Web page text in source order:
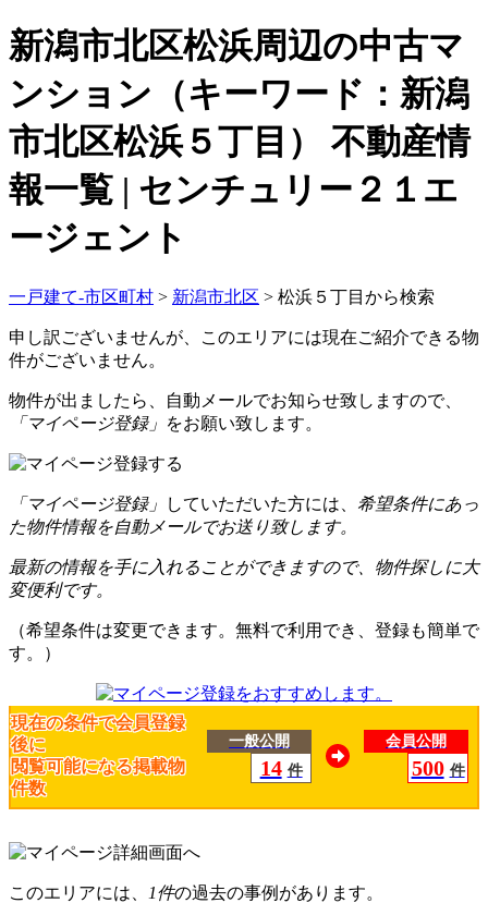
新潟市北区松浜周辺の中古マ
ンション（キーワード：新潟
市北区松浜５丁目） 不動産情
報一覧 | センチュリー２１エ
ージェント
一戸建て-市区町村 > 新潟市北区 > 松浜５丁目から検索
申し訳ございませんが、このエリアには現在ご紹介できる物
件がございません。
物件が出ましたら、自動メールでお知らせ致しますので、
「マイページ登録」 をお願い致します。
「マイページ登録」 していただいた方には、 希望条件にあっ
た物件情報を自動メールでお送り致します。
最新の情報を手に入れることができますので、物件探しに大
変便利です。
（希望条件は変更できます。無料で利用でき、登録も簡単で
す。）
現在の条件で会員登録
後に
閲覧可能になる掲載物
件数
一般公開
14 件
会員公開
500 件
このエリアには、 1件の過去の事例があります。